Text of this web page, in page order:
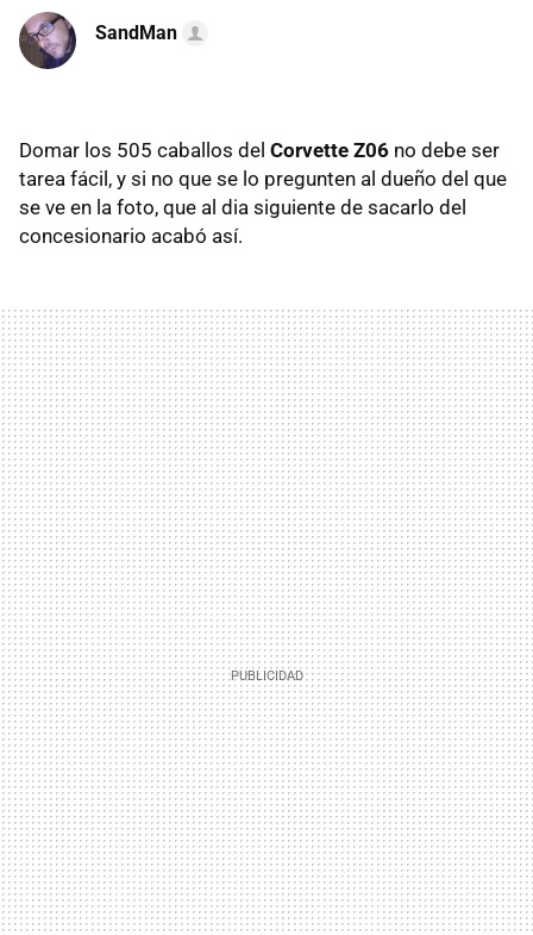
SandMan
Domar los 505 caballos del Corvette Z06 no debe ser
tarea fácil, y si no que se lo pregunten al dueño del que
se ve en la foto, que al dia siguiente de sacarlo del
concesionario acabó así.